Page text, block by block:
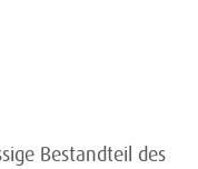
Bestandteil des